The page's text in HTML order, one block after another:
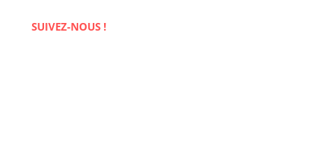
SUIVEZ-NOUS !